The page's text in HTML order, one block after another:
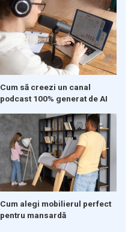
Cum să creezi un canal
podcast 100% generat de AI
Cum alegi mobilierul perfect
pentru mansardă